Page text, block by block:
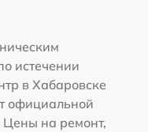
истечении
в Хабаровске
официальной
Цены на ремонт,